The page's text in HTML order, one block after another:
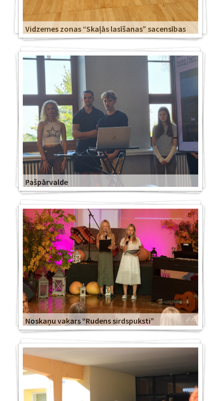
Vidzemes zonas “Skaļās lasīšanas” sacensības
Pašpārvalde
Noskaņu vakars “Rudens sirdspuksti”